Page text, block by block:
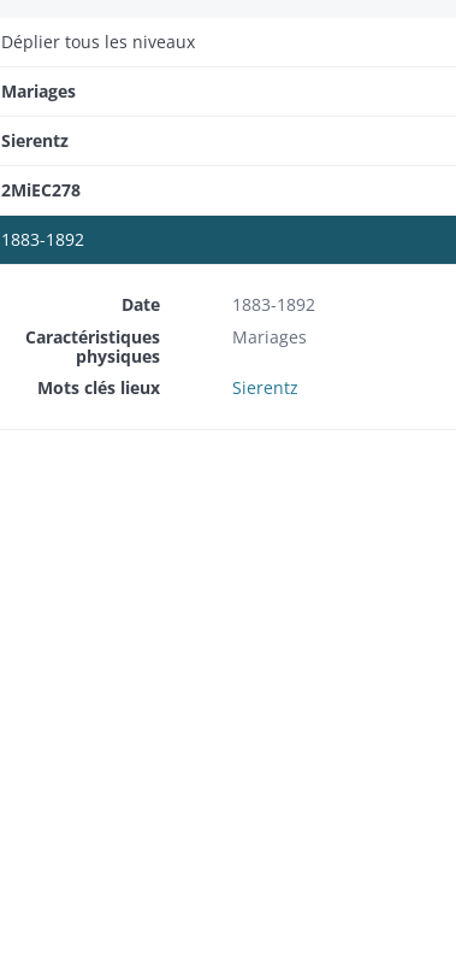
Dépliertous les niveaux
Mariages
Sierentz
2MiEC278
1883-1892
Date
1883-1892
Caractéristiques
physiques
Mariages
Mots clés lieux Sierentz